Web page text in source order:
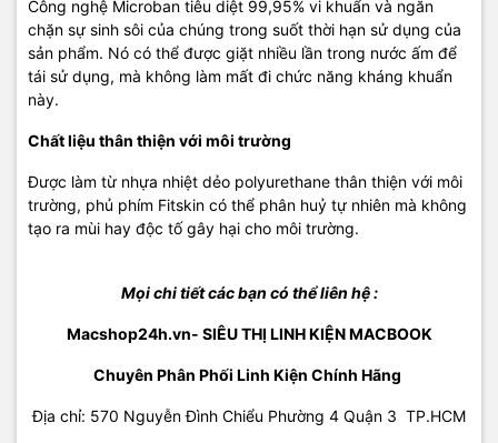
Công nghệ Microban tiêu diệt 99,95% vi khuẩn và ngăn
chặn sự sinh sôi của chúng trong suốt thời hạn sử dụng của
sản phẩm. Nó có thể được giặt nhiều lần trong nước ấm để
tái sử dụng, mà không làm mất đi chức năng kháng khuẩn
này.
Chất liệu thân thiện với môi trường
Được làm từ nhựa nhiệt dẻo polyurethane thân thiện với môi
trường, phủ phím Fitskin có thể phân huỷ tự nhiên mà không
tạo ra mùi hay độc tố gây hại cho môi trường.
Mọi chi tiết các bạn có thể liên hệ :
Macshop24h.vn- SIÊU THỊ LINH KIỆN MACBOOK
Chuyên Phân Phối Linh Kiện Chính Hãng
Địa chỉ: 570 Nguyễn Đình Chiểu Phường 4 Quận 3 TP.HCM